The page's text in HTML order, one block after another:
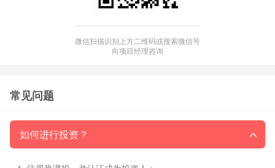
微信扫描识别上方二维码或搜索微信号
向项目经理咨询
常见问题
如何进行投资？